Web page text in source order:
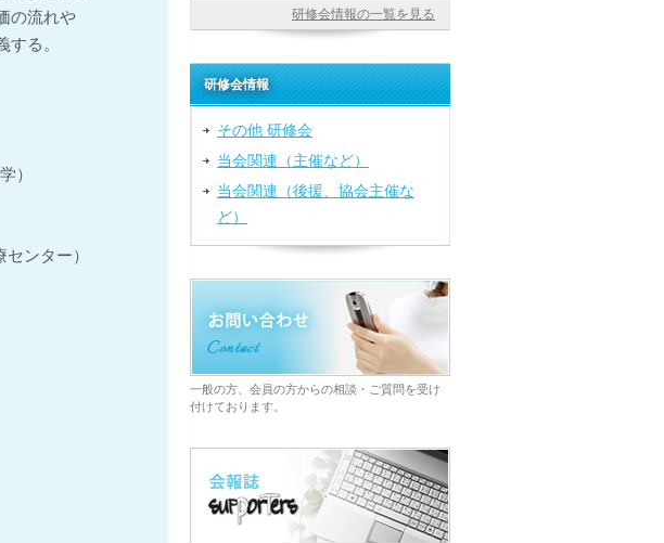
の流れや
る。
）
ンター）
研修会情報の一覧を見る
研修会情報
その他 研修会
当会関連（主催など）
当会関連（後援、協会主催な
ど）
一般の方、会員の方からの相談・ご質問を受け
付けております。